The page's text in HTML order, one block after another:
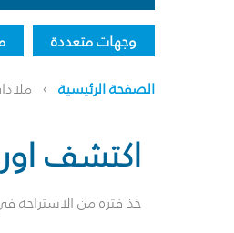
وجهات متعددة
الصفحة الرئيسية ›
اكتشف
خذ فتره من الاستراحه